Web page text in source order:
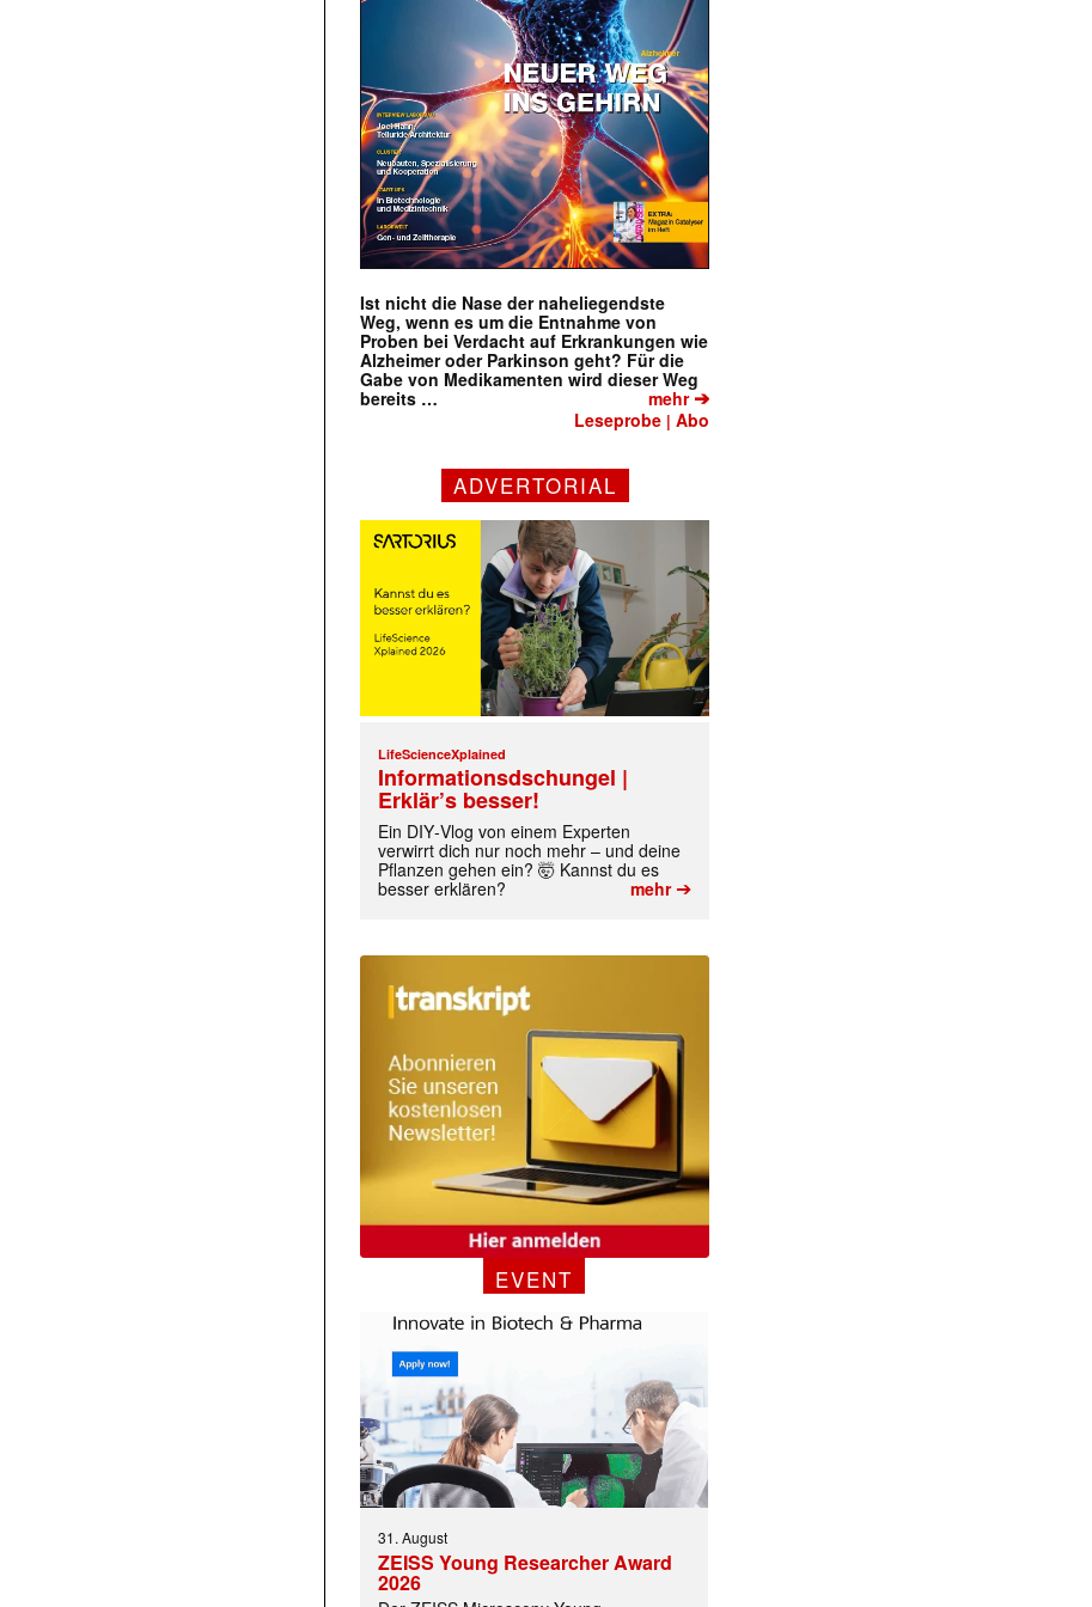
Ist nicht die Nase der naheliegendste
Weg, wenn es um die Entnahme von
Proben bei Verdacht auf Erkrankungen wie
Alzheimer oder Parkinson geht? Für die
Gabe von Medikamenten wird dieser Weg
bereits …
mehr➔
Leseprobe |Abo
ADVERTORIAL
LifeScienceXplained
Informationsdschungel |
Erklär’s besser!
Ein DIY‑Vlog von einem Experten
verwirrt dich nur noch mehr – und deine
Pflanzen gehen ein? 🤯 Kannst du es
besser erklären?
mehr➔
EVENT
31. August
ZEISS Young Researcher Award
2026